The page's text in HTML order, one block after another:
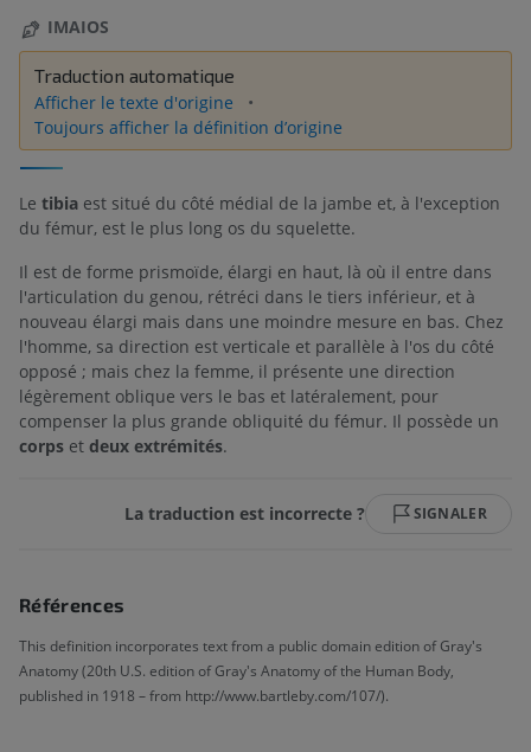
IMAIOS
Traduction automatique
Afficher le texte d'origine
Toujours afficher la définition d’origine
Le tibia est situé du côté médial de la jambe et, à l'exception
du fémur, est le plus long os du squelette.
Il est de forme prismoïde, élargi en haut, là où il entre dans
l'articulation du genou, rétréci dans le tiers inférieur, et à
nouveau élargi mais dans une moindre mesure en bas. Chez
l'homme, sa direction est verticale et parallèle à l'os du côté
opposé ; mais chez la femme, il présente une direction
légèrement oblique vers le bas et latéralement, pour
compenser la plus grande obliquité du fémur. Il possède un
corps et deux extrémités.
La traduction est incorrecte ? SIGNALER
Références
This definition incorporates text from a public domain edition of Gray's
Anatomy (20th U.S. edition of Gray's Anatomy of the Human Body,
published in 1918 – from http://www.bartleby.com/107/).